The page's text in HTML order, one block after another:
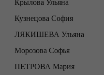
Крылова Ульяна
Кузнецова София
ЛЯКИШЕВА Ульяна
Морозова Софья
ПЕТРОВА Мария